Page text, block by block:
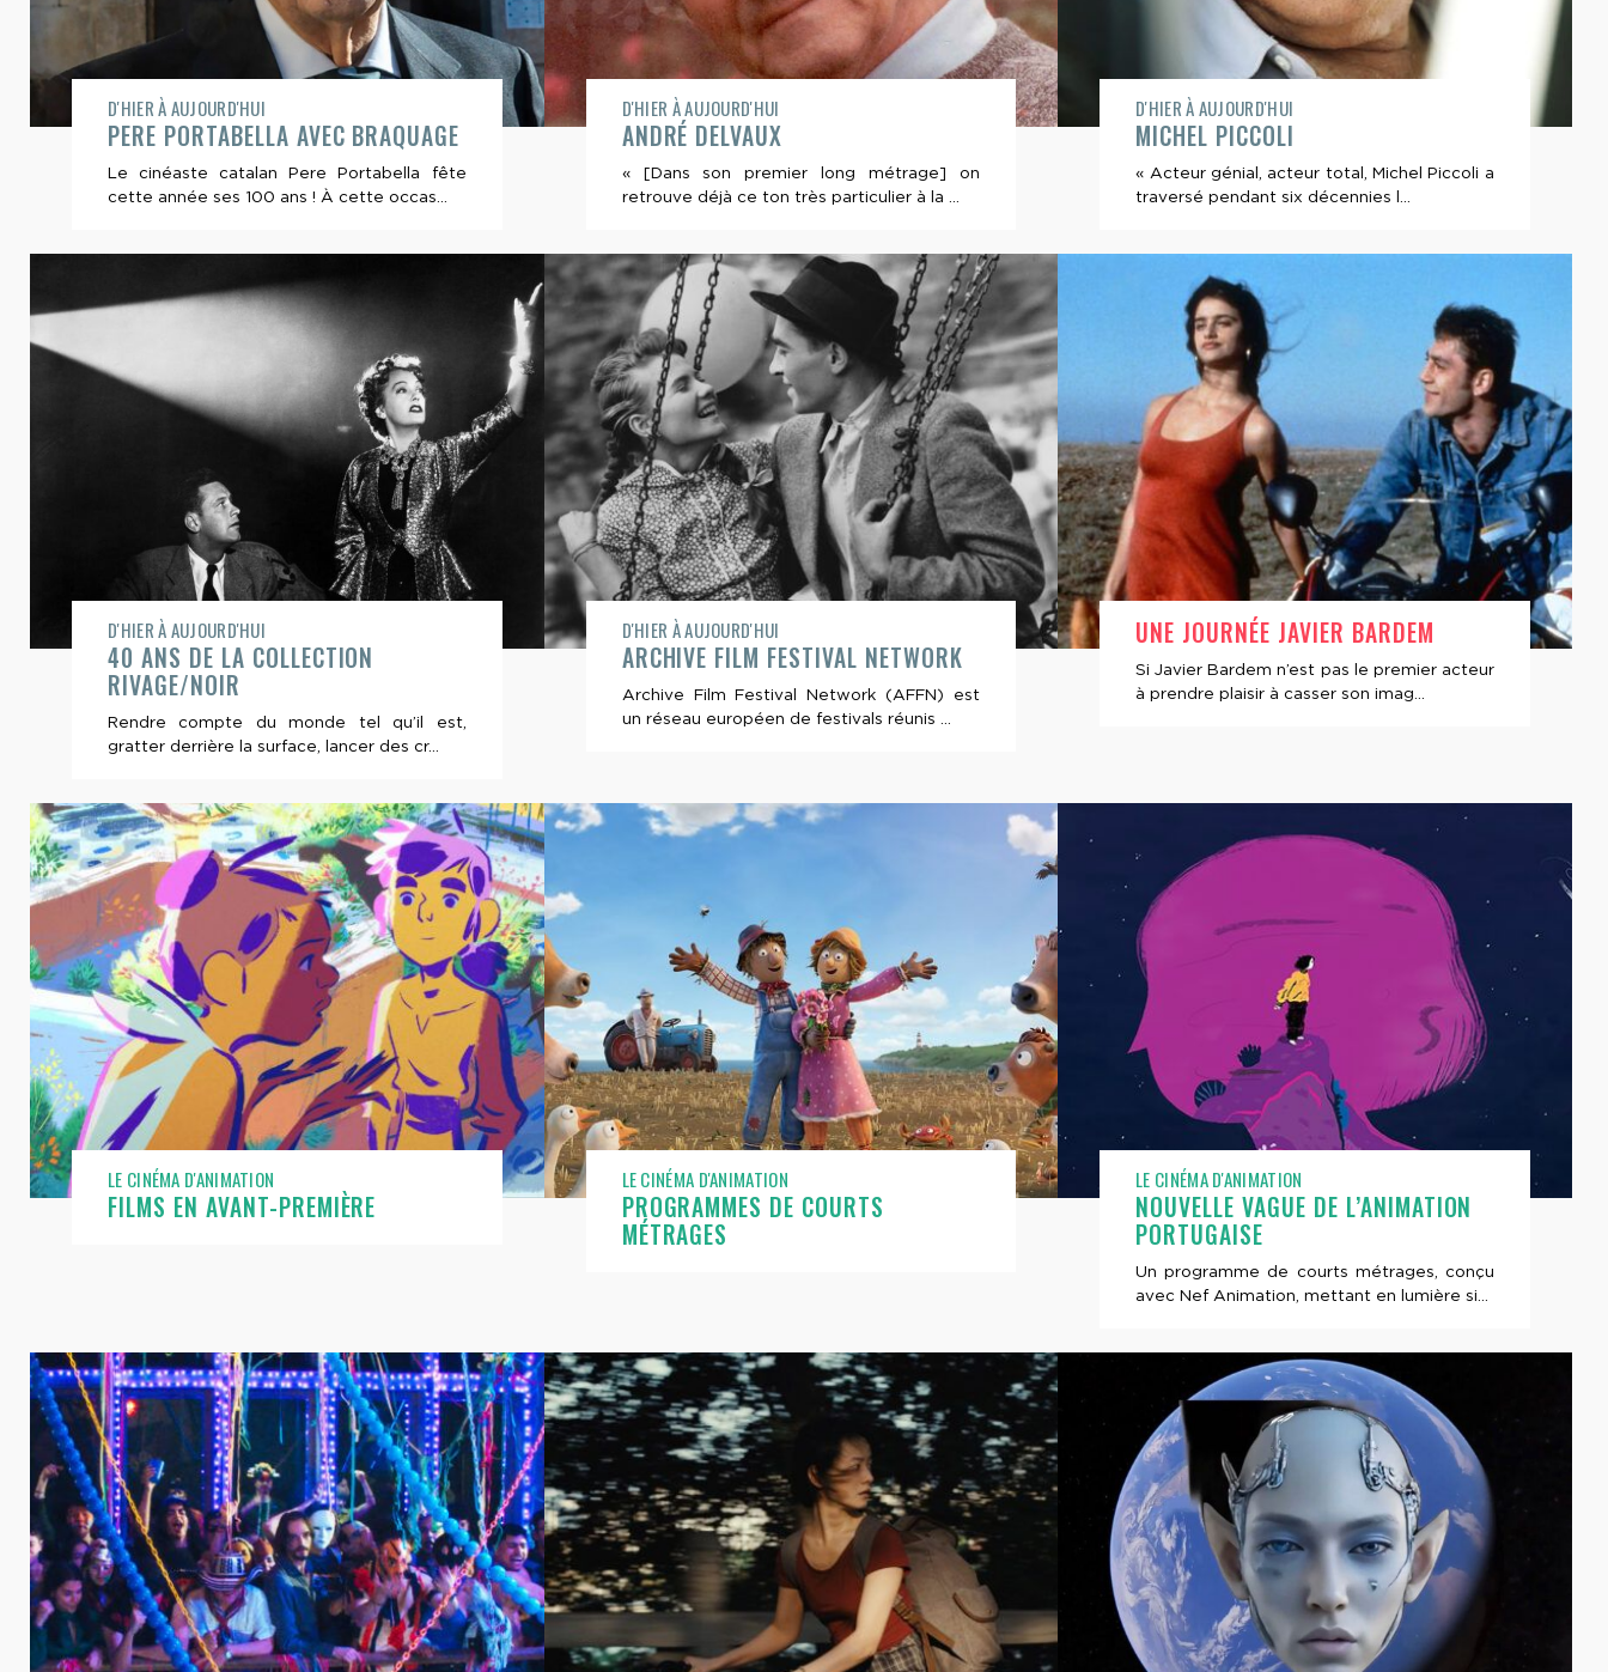
D'HIER À AUJOURD'HUI
PERE PORTABELLA AVEC BRAQUAGE
Le cinéaste catalan Pere Portabella fête
cette année ses 100 ans ! À cette occas...
D'HIER À AUJOURD'HUI
ANDRÉ DELVAUX
« [Dans son premier long métrage] on
retrouve déjà ce ton très particulier à la ...
D'HIER À AUJOURD'HUI
MICHEL PICCOLI
« Acteur génial, acteur total, Michel Piccoli a
traversé pendant six décennies l...
D'HIER À AUJOURD'HUI
40 ANS DE LA COLLECTION
RIVAGE/NOIR
Rendre compte du monde tel qu’il est,
gratter derrière la surface, lancer des cr...
D'HIER À AUJOURD'HUI
ARCHIVE FILM FESTIVAL NETWORK
Archive Film Festival Network (AFFN) est
un réseau européen de festivals réunis ...
UNE JOURNÉE JAVIER BARDEM
Si Javier Bardem n’est pas le premier acteur
à prendre plaisir à casser son imag...
LE CINÉMA D'ANIMATION
FILMS EN AVANT-PREMIÈRE
LE CINÉMA D'ANIMATION
PROGRAMMES DE COURTS
MÉTRAGES
LE CINÉMA D'ANIMATION
NOUVELLE VAGUE DE L’ANIMATION
PORTUGAISE
Un programme de courts métrages, conçu
avec Nef Animation, mettant en lumière si...